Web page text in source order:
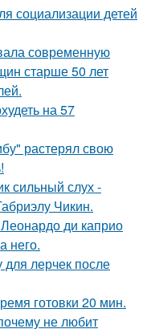
социализации детей
современную
старше 50 лет
на 57
растерял свою
сильный слух -
Чикин.
ди каприо
него.
для лерчек после
готовки 20 мин.
не любит